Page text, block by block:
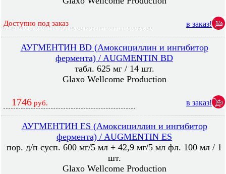
Доступно под заказ в заказ!
АУГМЕНТИН BD (Амоксициллин и ингибитор
фермента) / AUGMENTIN BD
табл. 625 мг / 14 шт.
Glaxo Wellcome Production
1746 руб. в заказ!
АУГМЕНТИН ES (Амоксициллин и ингибитор
фермента) / AUGMENTIN ES
пор. д/п сусп. 600 мг/5 мл + 42,9 мг/5 мл фл. 100 мл / 1
шт.
Glaxo Wellcome Production